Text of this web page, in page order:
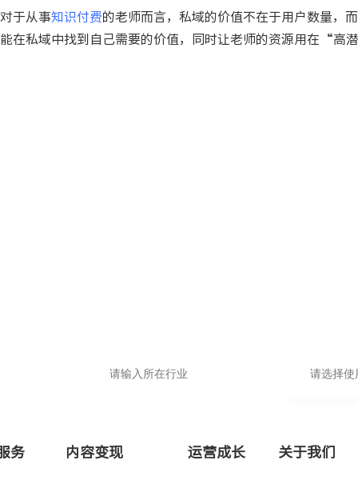
对于从事知识付费的老师而言，私域的价值不在于用户数量，
能在私域中找到自己需要的价值，同时让老师的资源用在“高
高级版
务 内容变现 运营成长 关于我们